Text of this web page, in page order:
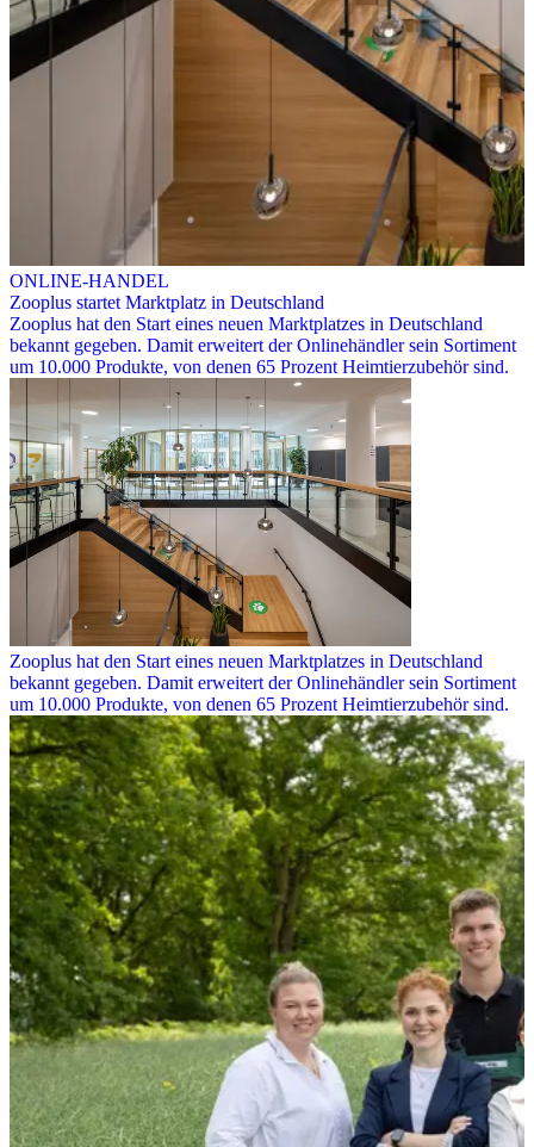
ONLINE-HANDEL
Zooplus startet Marktplatz in Deutschland
Zooplus hat den Start eines neuen Marktplatzes in Deutschland
bekannt gegeben. Damit erweitert der Onlinehändler sein Sortiment
um 10.000 Produkte, von denen 65 Prozent Heimtierzubehör sind.
Zooplus hat den Start eines neuen Marktplatzes in Deutschland
bekannt gegeben. Damit erweitert der Onlinehändler sein Sortiment
um 10.000 Produkte, von denen 65 Prozent Heimtierzubehör sind.